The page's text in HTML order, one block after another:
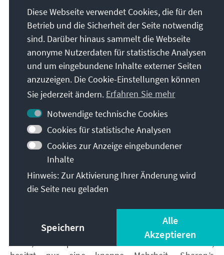
palästinensischen Städten im Westjordanland sowie
über die Freilassung von palästinensischen
Gefangenen. Zwar divergieren noch die Positionen
der beiden Seiten, dennoch stehen die Chancen gut
für ernsthafte Kompromisse.
Ein Treffen zwischen Abbas und Sharon, wird am 8.
Februar 2005 auf ägyptische Einladung im Sinai
stattfinden. Dem Palästinenserpräsident und dem
Premierminister obliegt es dann, die
Friedensverhandlungen auf den richtigen Weg zu
bringen und nicht nur Forderungen zu stellen,
sondern dem Gegenüber auch Angebote und
Alternativen zu offerieren.
Langfristig gesichert ist die Fortsetzung des
offiziellen Dialoges jedoch nicht. Die israelische
nicht auf festen Beinen. Die jetzige und dritte
Regierung unter Sharon, nunmehr bestehend aus
Likud, Arbeiterpartei und Vereintes Tora - Judentum,
Diese Webseite verwendet Cookies, die für den
Betrieb und die Sicherheit der Seite notwendig
sind. Darüber hinaus sammelt die Webseite
anonyme Nutzerdaten für statistische Analysen
und um eingebundene Inhalte externer Seiten
anzuzeigen. Die Cookie-Einstellungen können
Sie jederzeit ändern. Erfahren Sie mehr
Notwendige technische Cookies
Cookies für statistische Analysen
Cookies zur Anzeige eingebundener
Inhalte
Hinweis: Zur Aktivierung Ihrer Änderung wird
die Seite neu geladen
Speichern
Alle
Akzeptieren